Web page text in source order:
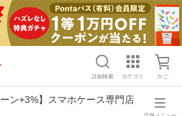
詳細検索 カテゴリ かご
ン+3%】スマホケース専門店